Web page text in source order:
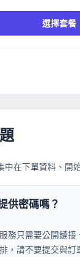
選擇套餐
中在下單資料、開
供密碼嗎？
務只需要公開鏈接
，請不要提交與訂